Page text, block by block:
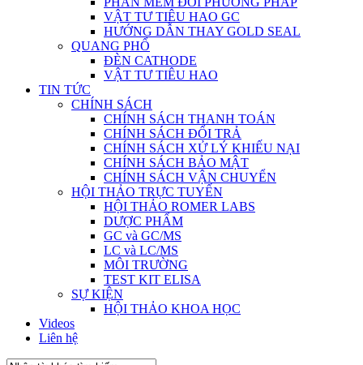
VẬT TƯ TIÊU HAO GC
HƯỚNG DẪN THAY GOLD SEAL
QUANG PHỔ
ĐÈN CATHODE
VẬT TƯ TIÊU HAO
TIN TỨC
CHÍNH SÁCH
CHÍNH SÁCH THANH TOÁN
CHÍNH SÁCH ĐỔI TRẢ
CHÍNH SÁCH XỬ LÝ KHIẾU NẠI
CHÍNH SÁCH BẢO MẬT
CHÍNH SÁCH VẬN CHUYỂN
HỘI THẢO TRỰC TUYẾN
HỘI THẢO ROMER LABS
DƯỢC PHẨM
GC và GC/MS
LC và LC/MS
MÔI TRƯỜNG
TEST KIT ELISA
SỰ KIỆN
HỘI THẢO KHOA HỌC
Videos
Liên hệ